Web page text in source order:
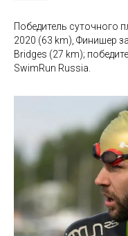
Победитель суточного
2020 (63 km), Финишер
Bridges (27 km);
SwimRun Russia.